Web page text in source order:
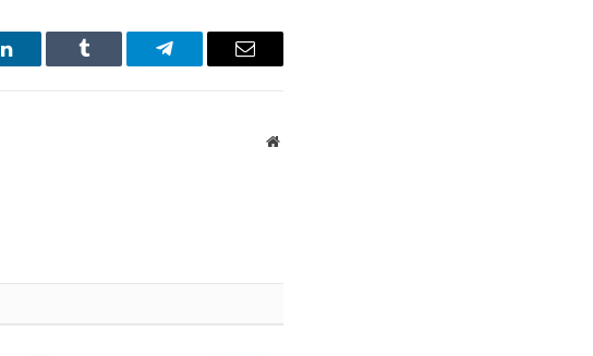
LinkedIn Tumblr Telegram Email
Website